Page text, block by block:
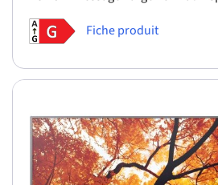
Fiche produit